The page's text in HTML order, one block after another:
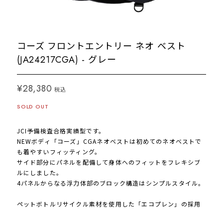
コーズ フロントエントリー ネオ ベスト
(JA24217CGA) - グレー
¥28,380 税込
SOLD OUT
JCI予備検査合格実績型です。
NEWボディ「コーズ」CGAネオベストは初めてのネオベストで
も着やすいフィッティング。
サイド部分にパネルを配備して身体へのフィットをフレキシブ
ルにしました。
4パネルからなる浮力体部のブロック構造はシンプルスタイル。
ペットボトルリサイクル素材を使用した「エコプレン」の採用